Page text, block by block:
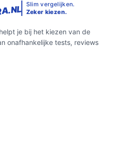
Slim vergelijken.
Zeker kiezen.
je bij het kiezen van de
onafhankelijke tests, reviews